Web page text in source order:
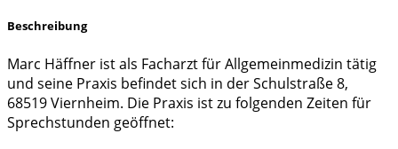
Beschreibung
Marc Häffner ist als Facharzt für Allgemeinmedizin tätig
und seine Praxis befindet sich in der Schulstraße 8,
68519 Viernheim. Die Praxis ist zu folgenden Zeiten für
Sprechstunden geöffnet: